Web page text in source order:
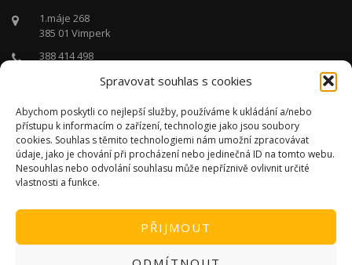
Spravovat souhlas s cookies
Abychom poskytli co nejlepší služby, používáme k ukládání a/nebo
přístupu k informacím o zařízení, technologie jako jsou soubory
cookies. Souhlas s těmito technologiemi nám umožní zpracovávat
údaje, jako je chování při procházení nebo jedinečná ID na tomto webu.
Nesouhlas nebo odvolání souhlasu může nepříznivě ovlivnit určité
vlastnosti a funkce.
PŘIJMOUT
1.máje 268
385 01 Vimperk
388 414 498
druzina@zstgmvimperk.cz
Po - Pá: 06.00 - 16:00 hodin